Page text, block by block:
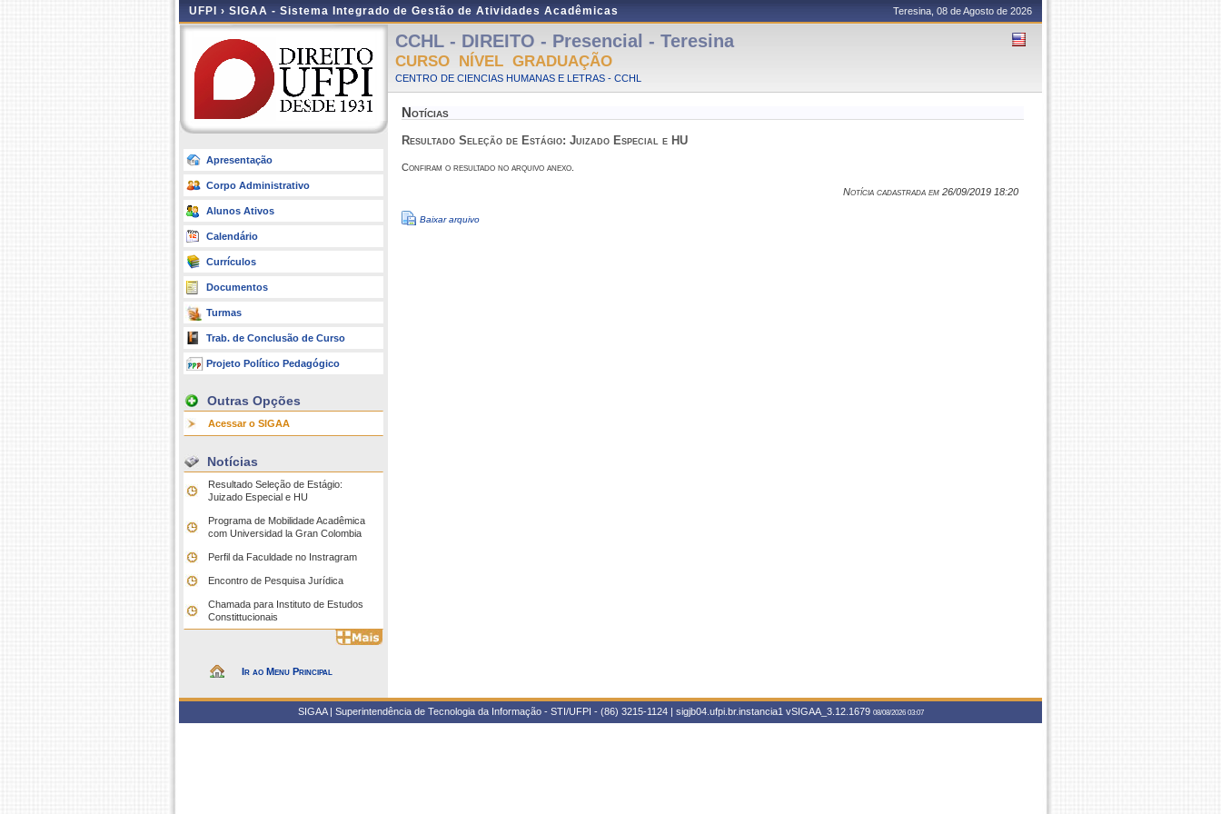
UFPI › SIGAA - Sistema Integrado de Gestão de Atividades Acadêmicas Teresina, 08 de Agosto de 2026
Apresentação
Corpo Administrativo
Alunos Ativos
Calendário
Currículos
Documentos
Turmas
Trab. de Conclusão de Curso
Projeto Político Pedagógico
Outras Opções
Acessar o SIGAA
Notícias
Resultado Seleção de Estágio:
Juizado Especial e HU
Programa de Mobilidade Acadêmica
com Universidad la Gran Colombia
Perfil da Faculdade no Instragram
Encontro de Pesquisa Jurídica
Chamada para Instituto de Estudos
Constittucionais
Ir ao Menu Principal
CCHL - DIREITO - Presencial - Teresina
CURSO NÍVEL GRADUAÇÃO
CENTRO DE CIENCIAS HUMANAS E LETRAS - CCHL
Notícias
Resultado Seleção de Estágio: Juizado Especial e HU
Confiram o resultado no arquivo anexo.
Notícia cadastrada em 26/09/2019 18:20
Baixar arquivo
SIGAA | Superintendência de Tecnologia da Informação - STI/UFPI - (86) 3215-1124 | sigjb04.ufpi.br.instancia1 vSIGAA_3.12.1679 08/08/2026 03:07